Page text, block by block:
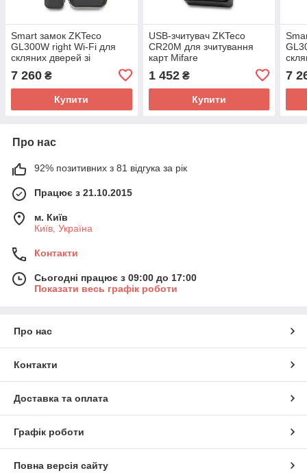
Smart замок ZKTeco
GL300W right Wi-Fi для
скляних дверей зі
сканером відбитку пальця
і зчитувачем Mifare
7 260 ₴
Купити
USB-зчитувач ZKTeco
CR20M для зчитування
карт Mifare
1 452₴
Купити
і
7
Про нас
92% позитивних з 81 відгука за рік
Працює з 21.10.2015
м. Київ
Київ, Україна
Контакти
Сьогодні працює з 09:00 до 17:00
Показати весь графік роботи
Про нас
Контакти
Доставка та оплата
Графік роботи
Повна версія сайту